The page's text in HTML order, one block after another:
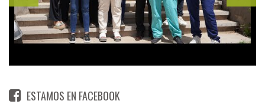
ESTAMOS EN FACEBOOK